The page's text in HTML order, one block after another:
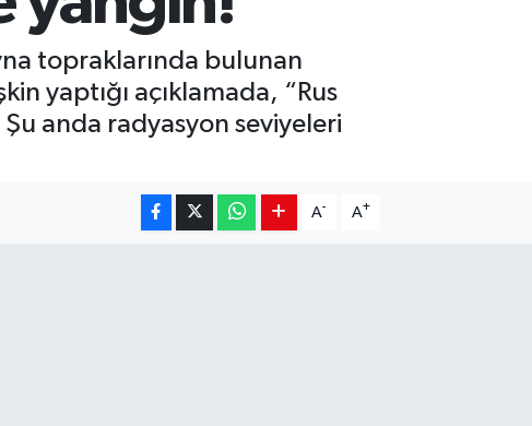
topraklarında bulunan
yaptığı açıklamada, “Rus
anda radyasyon seviyeleri
A- A+